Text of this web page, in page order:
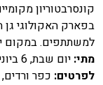
קונסרבטוריון
בפארק האקולוגי גן
למשתתפים. במקום
מתי: יום שבת, 6 ביוני 2026, 8:30–13:30
לפרטים: כפר ורדים,